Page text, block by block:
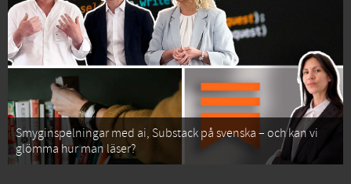
Smyginspelningar med ai, Substack på svenska – och kan vi
glömma hur man läser?